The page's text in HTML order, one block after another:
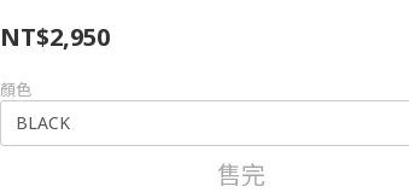
NT$2,950
顏色
售完